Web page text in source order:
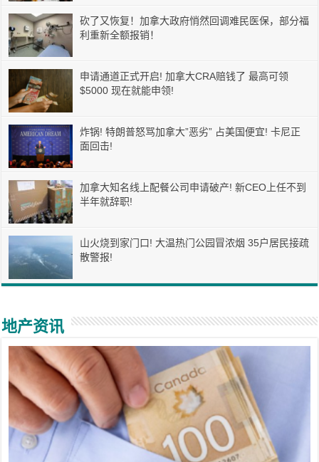
砍了又恢复！加拿大政府悄然回调难民医保，部分福
利重新全额报销！
申请通道正式开启! 加拿大CRA赔钱了 最高可领
$5000 现在就能申领!
炸锅! 特朗普怒骂加拿大”恶劣” 占美国便宜! 卡尼正
面回击!
加拿大知名线上配餐公司申请破产! 新CEO上任不到
半年就辞职!
山火烧到家门口! 大温热门公园冒浓烟 35户居民接疏
散警报!
地产资讯